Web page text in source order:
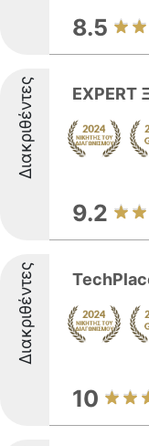
8.5
Διακριθέντες EXPERT
9.2
Διακριθέντες
10